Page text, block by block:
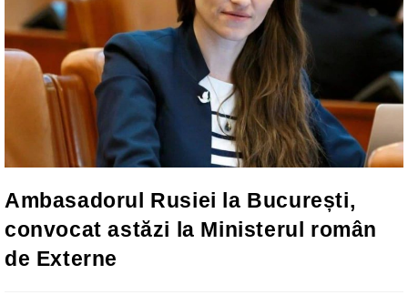
Ambasadorul Rusiei la București,
convocat astăzi la Ministerul român
de Externe